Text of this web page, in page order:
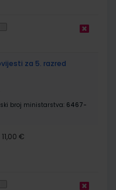
za 5. razred
broj ministarstva: 6467-
11,00 €